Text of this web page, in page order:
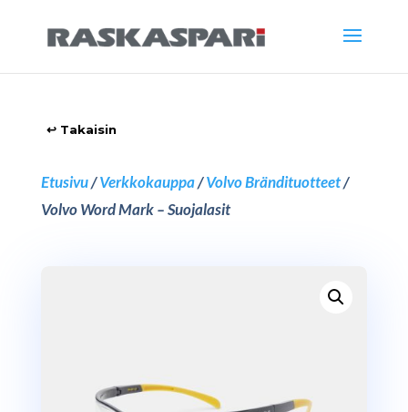
Etusivu/Verkkokauppa/Volvo Brändituotteet/
Volvo Word Mark – Suojalasit